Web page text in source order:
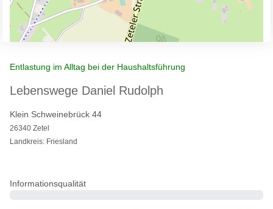
Entlastung im Alltag bei der Haushaltsführung
Lebenswege Daniel Rudolph
Klein Schweinebrück 44
26340 Zetel
Landkreis: Friesland
Informationsqualität